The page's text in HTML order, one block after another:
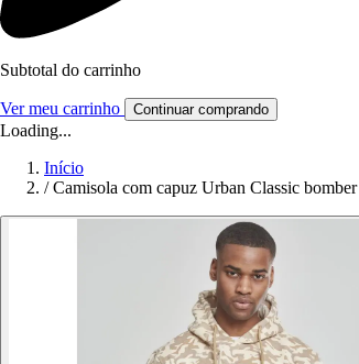
Subtotal do carrinho
Ver meu carrinho Continuar comprando
Loading...
Início
/ Camisola com capuz Urban Classic bomber